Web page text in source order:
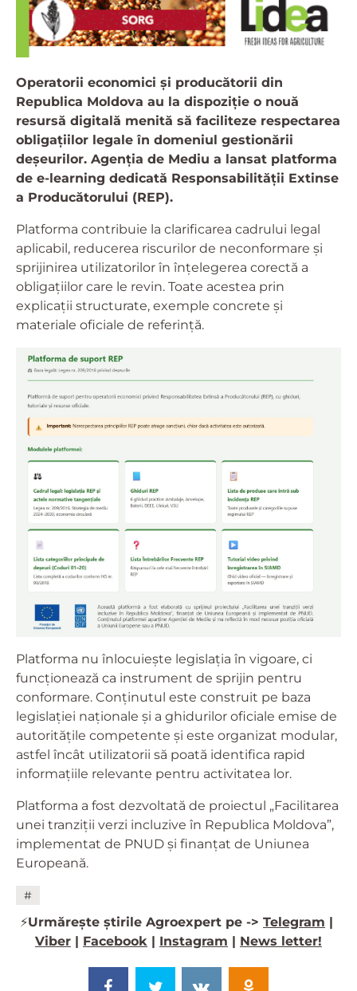
Operatorii economici și producătorii din
Republica Moldova au la dispoziție o nouă
resursă digitală menită să faciliteze respectarea
obligațiilor legale în domeniul gestionării
deșeurilor. Agenția de Mediu a lansat platforma
de e-learning dedicată Responsabilității Extinse
a Producătorului (REP).
Platforma contribuie la clarificarea cadrului legal
aplicabil, reducerea riscurilor de neconformare și
sprijinirea utilizatorilor în înțelegerea corectă a
obligațiilor care le revin. Toate acestea prin
explicații structurate, exemple concrete și
materiale oficiale de referință.
Platforma nu înlocuiește legislația în vigoare, ci
funcționează ca instrument de sprijin pentru
conformare. Conținutul este construit pe baza
legislației naționale și a ghidurilor oficiale emise de
autoritățile competente și este organizat modular,
astfel încât utilizatorii să poată identifica rapid
informațiile relevante pentru activitatea lor.
Platforma a fost dezvoltată de proiectul „Facilitarea
unei tranziții verzi incluzive în Republica Moldova”,
implementat de PNUD și finanțat de Uniunea
Europeană.
#
⚡️Urmărește știrile Agroexpert pe -> Telegram
Viber
Facebook Instagram News letter!